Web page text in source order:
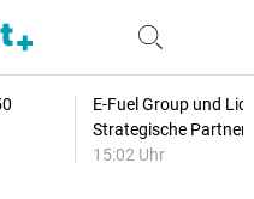
E-Fuel Group und
Strategische
15:02 Uhr